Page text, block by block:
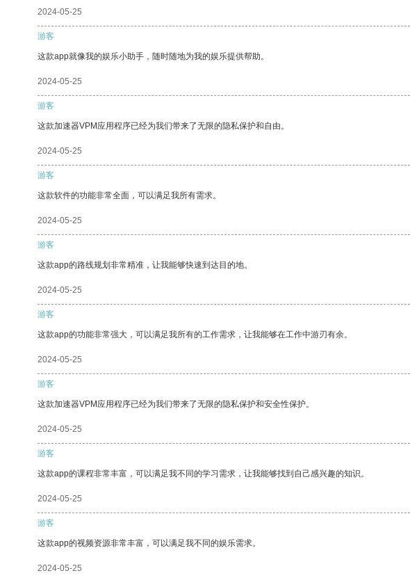
2024-05-25
游客
这款app就像我的娱乐小助手，随时随地为我的娱乐提供帮助。
2024-05-25
游客
这款加速器VPM应用程序已经为我们带来了无限的隐私保护和自由。
2024-05-25
游客
这款软件的功能非常全面，可以满足我所有需求。
2024-05-25
游客
这款app的路线规划非常精准，让我能够快速到达目的地。
2024-05-25
游客
这款app的功能非常强大，可以满足我所有的工作需求，让我能够在工作中游刃有余。
2024-05-25
游客
这款加速器VPM应用程序已经为我们带来了无限的隐私保护和安全性保护。
2024-05-25
游客
这款app的课程非常丰富，可以满足我不同的学习需求，让我能够找到自己感兴趣的知识。
2024-05-25
游客
这款app的视频资源非常丰富，可以满足我不同的娱乐需求。
2024-05-25